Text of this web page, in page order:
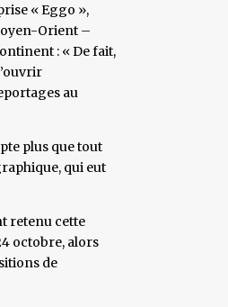
« Eggo »,
Orient –
: « De fait,
au
plus que tout
qui eut
retenu cette
octobre, alors
de